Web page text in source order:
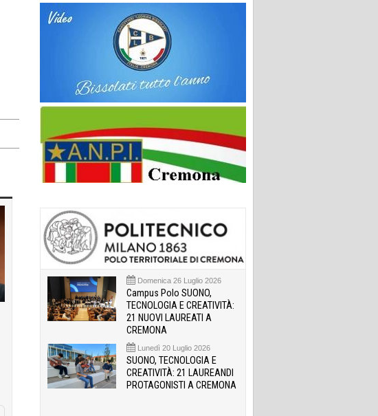
Domenica 26 Luglio 2026
Campus Polo SUONO,
TECNOLOGIA E CREATIVITÀ:
21 NUOVI LAUREATI A
CREMONA
Lunedì 20 Luglio 2026
SUONO, TECNOLOGIA E
CREATIVITÀ: 21 LAUREANDI
PROTAGONISTI A CREMONA